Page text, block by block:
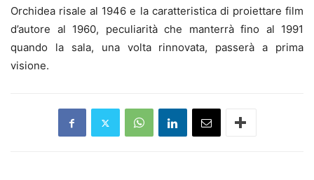
Orchidea risale al 1946 e la caratteristica di proiettare film
d’autore al 1960, peculiarità che manterrà fino al 1991
quando la sala, una volta rinnovata, passerà a prima
visione.